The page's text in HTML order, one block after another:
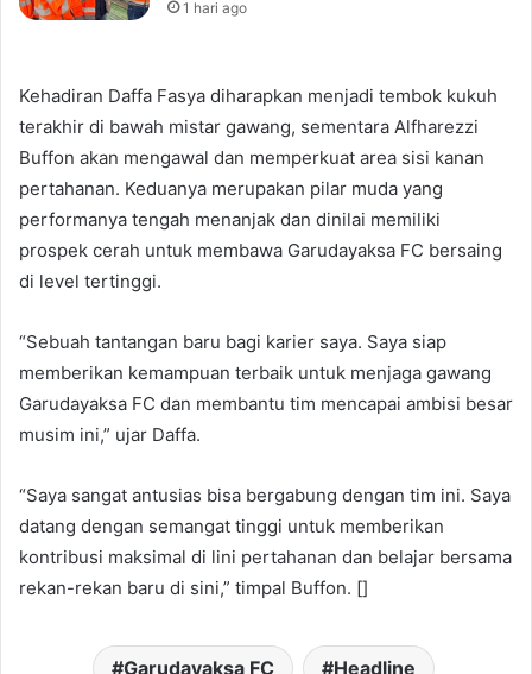
1 hari ago
Kehadiran Daffa Fasya diharapkan menjadi tembok kukuh
terakhir di bawah mistar gawang, sementara Alfharezzi
Buffon akan mengawal dan memperkuat area sisi kanan
pertahanan. Keduanya merupakan pilar muda yang
performanya tengah menanjak dan dinilai memiliki
prospek cerah untuk membawa Garudayaksa FC bersaing
di level tertinggi.
“Sebuah tantangan baru bagi karier saya. Saya siap
memberikan kemampuan terbaik untuk menjaga gawang
Garudayaksa FC dan membantu tim mencapai ambisi besar
musim ini,” ujar Daffa.
“Saya sangat antusias bisa bergabung dengan tim ini. Saya
datang dengan semangat tinggi untuk memberikan
kontribusi maksimal di lini pertahanan dan belajar bersama
rekan-rekan baru di sini,” timpal Buffon. []
Garudayaksa FC Headline